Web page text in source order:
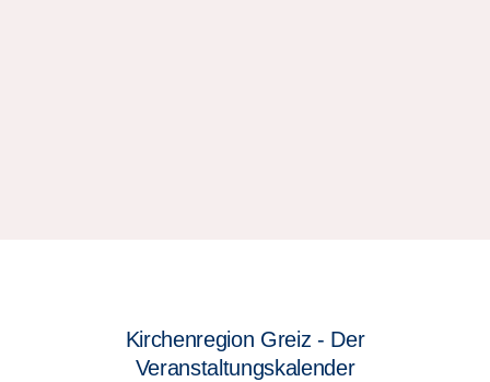
Kirchenregion Greiz - Der
Veranstaltungskalender